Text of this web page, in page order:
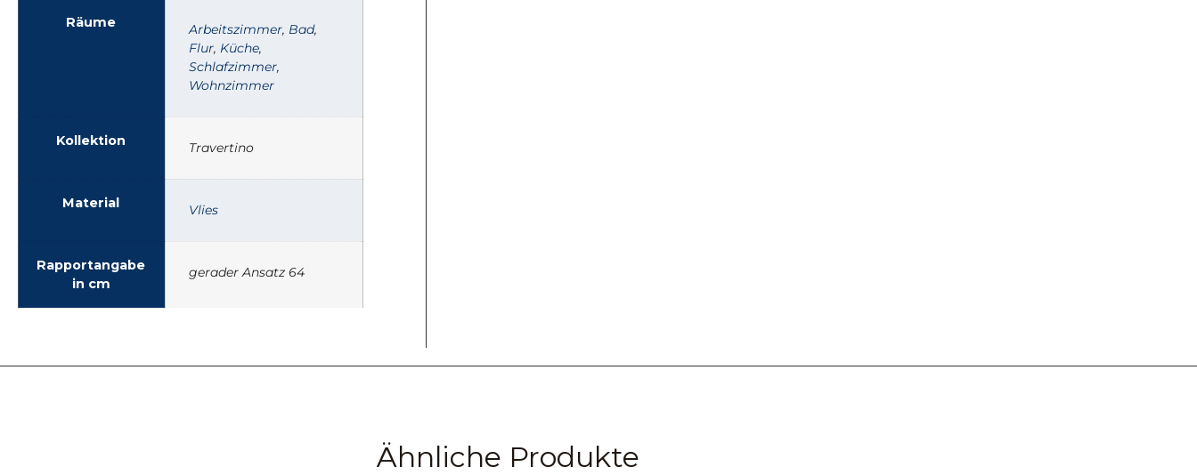
Räume Arbeitszimmer, Bad,
Flur, Küche,
Schlafzimmer,
Wohnzimmer
Kollektion Travertino
Material Vlies
Rapportangabe
in cm
gerader Ansatz 64
Ähnliche Produkte